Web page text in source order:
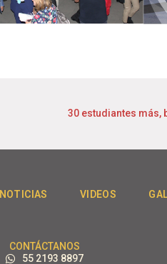
30 estudiantes más,
NOTICIAS VIDEOS
CONTÁCTANOS
55 2193 8897